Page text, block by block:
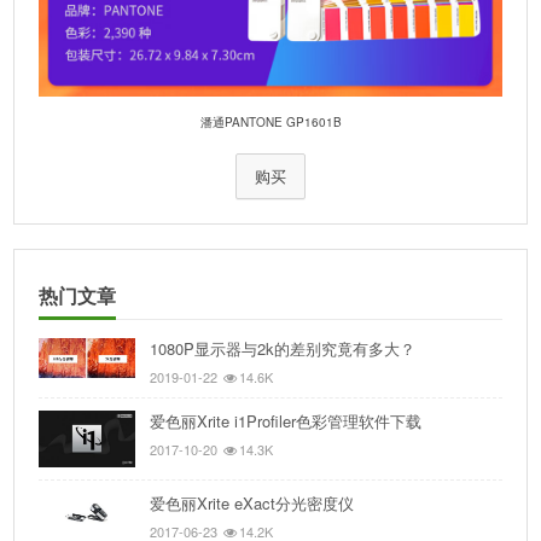
潘通PANTONE GP1601B
购买
热门文章
1080P显示器与2k的差别究竟有多大？
2019-01-22 14.6K
爱色丽Xrite i1Profiler色彩管理软件下载
2017-10-20 14.3K
爱色丽Xrite eXact分光密度仪
2017-06-23 14.2K